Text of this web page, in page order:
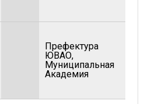
Префектура
ЮВАО,
Муниципальная
Академия